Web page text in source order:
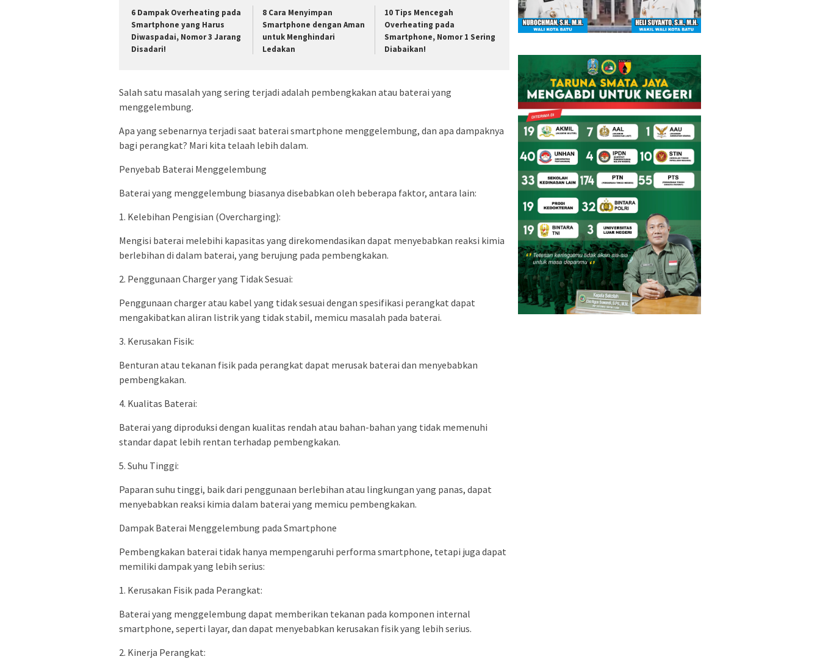
6 Dampak Overheating pada
Smartphone yang Harus
Diwaspadai, Nomor 3 Jarang
Disadari!
8 Cara Menyimpan
Smartphone dengan Aman
untuk Menghindari
Ledakan
10 Tips Mencegah
Overheating pada
Smartphone, Nomor 1 Sering
Diabaikan!
Salah satu masalah yang sering terjadi adalah pembengkakan atau baterai yang
menggelembung.
Apa yang sebenarnya terjadi saat baterai smartphone menggelembung, dan apa dampaknya
bagi perangkat? Mari kita telaah lebih dalam.
Penyebab Baterai Menggelembung
Baterai yang menggelembung biasanya disebabkan oleh beberapa faktor, antara lain:
1. Kelebihan Pengisian (Overcharging):
Mengisi baterai melebihi kapasitas yang direkomendasikan dapat menyebabkan reaksi kimia
berlebihan di dalam baterai, yang berujung pada pembengkakan.
2. Penggunaan Charger yang Tidak Sesuai:
Penggunaan charger atau kabel yang tidak sesuai dengan spesifikasi perangkat dapat
mengakibatkan aliran listrik yang tidak stabil, memicu masalah pada baterai.
3. Kerusakan Fisik:
Benturan atau tekanan fisik pada perangkat dapat merusak baterai dan menyebabkan
pembengkakan.
4. Kualitas Baterai:
Baterai yang diproduksi dengan kualitas rendah atau bahan-bahan yang tidak memenuhi
standar dapat lebih rentan terhadap pembengkakan.
5. Suhu Tinggi:
Paparan suhu tinggi, baik dari penggunaan berlebihan atau lingkungan yang panas, dapat
menyebabkan reaksi kimia dalam baterai yang memicu pembengkakan.
Dampak Baterai Menggelembung pada Smartphone
Pembengkakan baterai tidak hanya mempengaruhi performa smartphone, tetapi juga dapat
memiliki dampak yang lebih serius:
1. Kerusakan Fisik pada Perangkat:
Baterai yang menggelembung dapat memberikan tekanan pada komponen internal
smartphone, seperti layar, dan dapat menyebabkan kerusakan fisik yang lebih serius.
2. Kinerja Perangkat: